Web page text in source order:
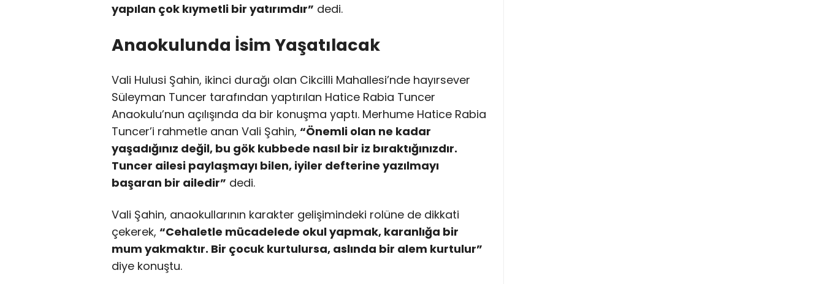
yapılan çok kıymetli bir yatırımdır” dedi.
Anaokulunda İsim Yaşatılacak
Vali Hulusi Şahin, ikinci durağı olan Cikcilli Mahallesi’nde hayırsever
Süleyman Tuncer tarafından yaptırılan Hatice Rabia Tuncer
Anaokulu’nun açılışında da bir konuşma yaptı. Merhume Hatice Rabia
Tuncer’i rahmetle anan Vali Şahin, “Önemli olan ne kadar
yaşadığınız değil, bu gök kubbede nasıl bir iz bıraktığınızdır.
Tuncer ailesi paylaşmayı bilen, iyiler defterine yazılmayı
başaran bir ailedir” dedi.
Vali Şahin, anaokullarının karakter gelişimindeki rolüne de dikkati
çekerek, “Cehaletle mücadelede okul yapmak, karanlığa bir
mum yakmaktır. Bir çocuk kurtulursa, aslında bir alem kurtulur”
diye konuştu.